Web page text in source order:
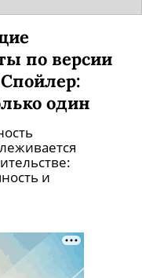
по версии
один
и